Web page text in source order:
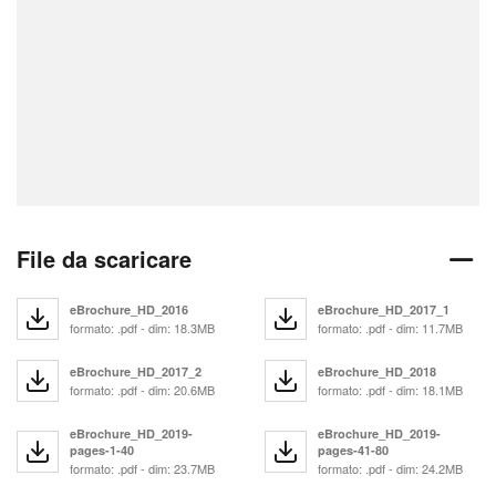
File da scaricare
eBrochure_HD_2016
formato: .pdf - dim: 18.3MB
eBrochure_HD_2017_1
formato: .pdf - dim: 11.7MB
eBrochure_HD_2017_2
formato: .pdf - dim: 20.6MB
eBrochure_HD_2018
formato: .pdf - dim: 18.1MB
eBrochure_HD_2019-
pages-1-40
formato: .pdf - dim: 23.7MB
eBrochure_HD_2019-
pages-41-80
formato: .pdf - dim: 24.2MB